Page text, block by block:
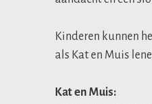
Kinderen kunnen
als Kat en Muis
Kat en Muis: